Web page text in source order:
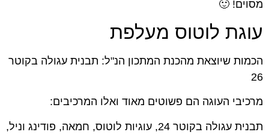
מסוים! 🙂
עוגת לוטוס מעלפת
הכמות שיוצאת מהכנת המתכון הנ"ל: תבנית עגולה בקוטר
26
מרכיבי העוגה הם פשוטים מאוד ואלו המרכיבים:
תבנית עגולה בקוטר 24, עוגיות לוטוס, חמאה, פודינג וניל,